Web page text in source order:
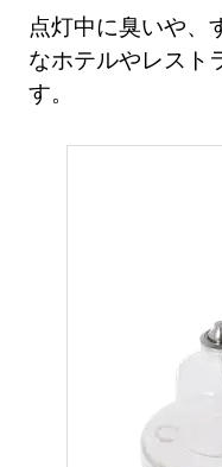
点灯中に臭いや、
なホテルやレスト
す。